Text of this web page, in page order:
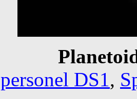
personel DS1,